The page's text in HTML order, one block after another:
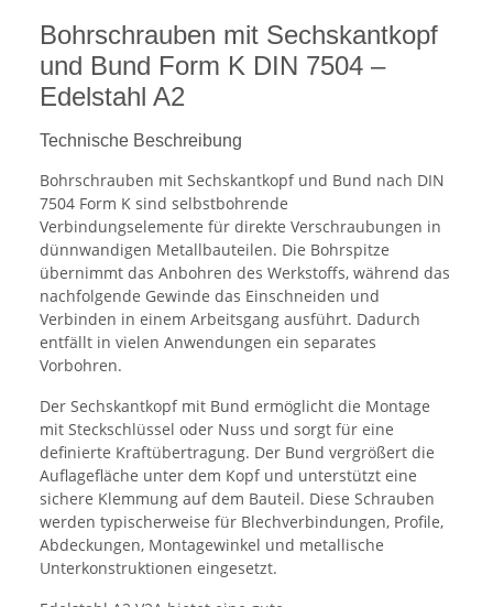
Bohrschrauben mit Sechskantkopf
und Bund Form K DIN 7504 –
Edelstahl A2
Technische Beschreibung
Bohrschrauben mit Sechskantkopf und Bund nach DIN
7504 Form K sind selbstbohrende
Verbindungselemente für direkte Verschraubungen in
dünnwandigen Metallbauteilen. Die Bohrspitze
übernimmt das Anbohren des Werkstoffs, während das
nachfolgende Gewinde das Einschneiden und
Verbinden in einem Arbeitsgang ausführt. Dadurch
entfällt in vielen Anwendungen ein separates
Vorbohren.
Der Sechskantkopf mit Bund ermöglicht die Montage
mit Steckschlüssel oder Nuss und sorgt für eine
definierte Kraftübertragung. Der Bund vergrößert die
Auflagefläche unter dem Kopf und unterstützt eine
sichere Klemmung auf dem Bauteil. Diese Schrauben
werden typischerweise für Blechverbindungen, Profile,
Abdeckungen, Montagewinkel und metallische
Unterkonstruktionen eingesetzt.